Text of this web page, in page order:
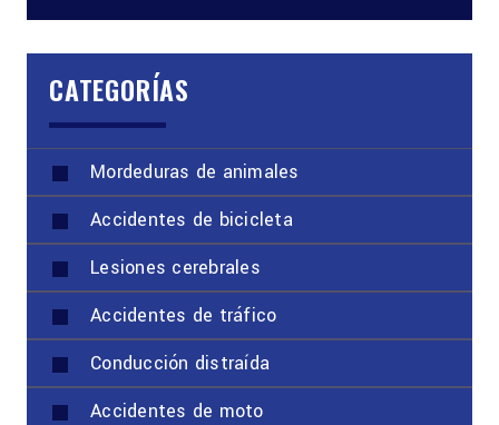
CATEGORÍAS
Mordeduras de animales
Accidentes de bicicleta
Lesiones cerebrales
Accidentes de tráfico
Conducción distraída
Accidentes de moto